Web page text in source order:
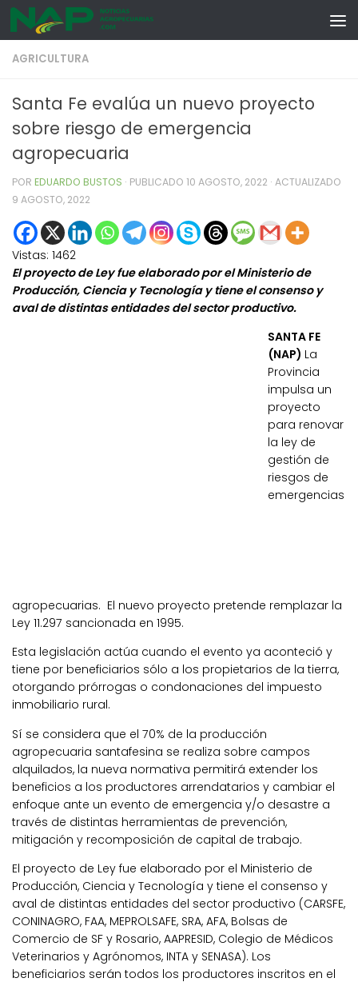
Skip to content
AGRICULTURA
Santa Fe evalúa un nuevo proyecto
sobre riesgo de emergencia
agropecuaria
POR EDUARDO BUSTOS · PUBLICADO 10 AGOSTO, 2022 · ACTUALIZADO
9 AGOSTO, 2022
Vistas: 1462
El proyecto de Ley fue elaborado por el Ministerio de
Producción, Ciencia y Tecnología y tiene el consenso y
aval de distintas entidades del sector productivo.
SANTA FE
(NAP) La
Provincia
impulsa un
proyecto
para renovar
la ley de
gestión de
riesgos de
emergencias
agropecuarias. El nuevo proyecto pretende remplazar la
Ley 11.297 sancionada en 1995.
Esta legislación actúa cuando el evento ya aconteció y
tiene por beneficiarios sólo a los propietarios de la tierra,
otorgando prórrogas o condonaciones del impuesto
inmobiliario rural.
Sí se considera que el 70% de la producción
agropecuaria santafesina se realiza sobre campos
alquilados, la nueva normativa permitirá extender los
beneficios a los productores arrendatarios y cambiar el
enfoque ante un evento de emergencia y/o desastre a
través de distintas herramientas de prevención,
mitigación y recomposición de capital de trabajo.
El proyecto de Ley fue elaborado por el Ministerio de
Producción, Ciencia y Tecnología y tiene el consenso y
aval de distintas entidades del sector productivo (CARSFE,
CONINAGRO, FAA, MEPROLSAFE, SRA, AFA, Bolsas de
Comercio de SF y Rosario, AAPRESID, Colegio de Médicos
Veterinarios y Agrónomos, INTA y SENASA). Los
beneficiarios serán todos los productores inscritos en el